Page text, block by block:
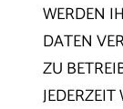
WERDEN
DATEN
ZU